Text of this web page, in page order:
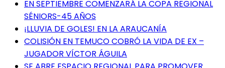
EN SEPTIEMBRE COMENZARÁ LA COPA REGIONAL
SÉNIORS-45 AÑOS
¡LLUVIA DE GOLES! EN LA ARAUCANÍA
COLISIÓN EN TEMUCO COBRÓ LA VIDA DE EX –
JUGADOR VÍCTOR ÁGUILA